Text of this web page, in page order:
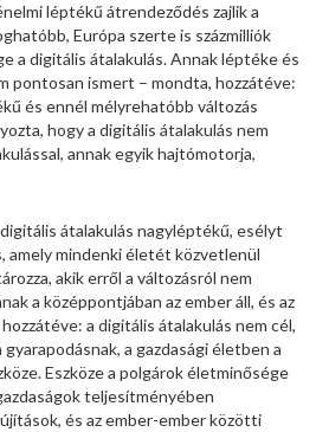
léptékű átrendeződés zajlik a
Európa szerte is százmilliók
a digitális átalakulás. Annak léptéke és
pontosan ismert – mondta, hozzátéve:
és ennél mélyrehatóbb változás
hogy a digitális átalakulás nem
annak egyik hajtómotorja,
átalakulás nagyléptékű, esélyt
amely mindenki életét közvetlenül
akik erről a változásról nem
a középpontjában az ember áll, és az
a digitális átalakulás nem cél,
a gazdasági életben a
Eszköze a polgárok életminősége
teljesítményében
és az ember-ember közötti